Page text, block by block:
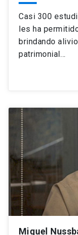
Casi 300
les ha
brindando
patrimonial…
Miguel